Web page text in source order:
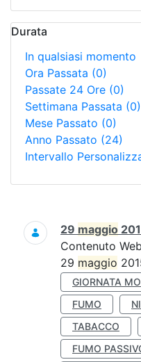
Durata
In qualsiasi momento
Ora Passata (0)
Passate 24 Ore (0)
Settimana Passata (0)
Mese Passato (0)
Anno Passato (24)
Intervallo
Ricerca
29 maggio
Contenuto Web
29 maggio
GIORNATA
FUMO
TABACCO
FUMO